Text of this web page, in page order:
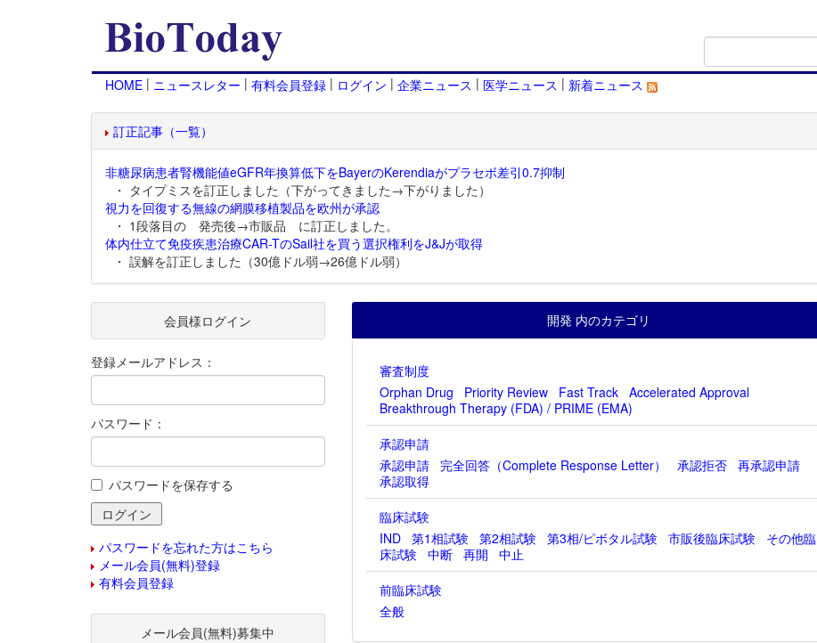
HOME | ニュースレター | 有料会員登録 | ログイン | 企業ニュース | 医学ニュース | 新着ニュース
訂正記事（一覧）
非糖尿病患者腎機能値eGFR年換算低下をBayerのKerendiaがプラセボ差引0.7抑制
・ タイプミスを訂正しました（下がってきました→下がりました）
視力を回復する無線の網膜移植製品を欧州が承認
・ 1段落目の 発売後→市販品 に訂正しました。
体内仕立て免疫疾患治療CAR-TのSail社を買う選択権利をJ&Jが取得
・ 誤解を訂正しました（30億ドル弱→26億ドル弱）
開発 内のカテゴリ
審査制度
Orphan Drug
Priority Review Fast Track
Accelerated Approval
Breakthrough Therapy (FDA) / PRIME (EMA)
承認申請
承認申請
完全回答（Complete Response Letter） 承認拒否
再承認申請
承認取得
臨床試験
IND
第1相試験 第2相試験 第3相/ピボタル試験 市販後臨床試験
その他臨
床試験
中断 再開
中止
前臨床試験
全般
会員様ログイン
登録メールアドレス：
パスワード：
パスワードを保存する
パスワードを忘れた方はこちら
メール会員(無料)登録
有料会員登録
メール会員(無料)募集中